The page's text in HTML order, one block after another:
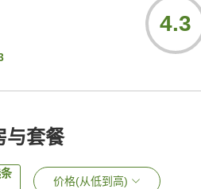
4.3
与套餐
价格(从低到高)